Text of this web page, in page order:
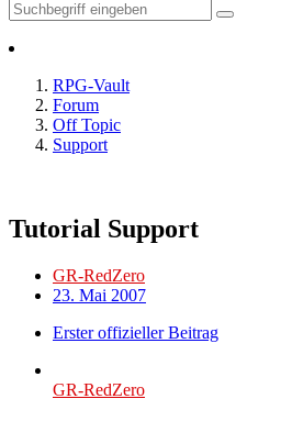
RPG-Vault
Forum
Off Topic
Support
Tutorial Support
GR-RedZero
23. Mai 2007
Erster offizieller Beitrag
GR-RedZero